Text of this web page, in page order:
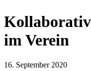
im Verein
16. September 2020